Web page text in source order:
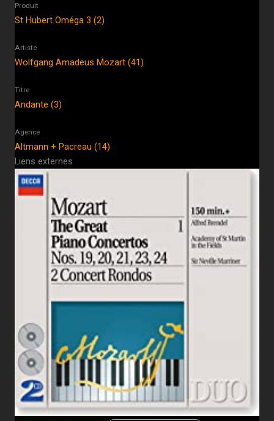
Produit
St Hubert Oméga 3 (2)
Artiste
Wolfgang Amadeus Mozart (41)
Titre
Andante (3)
Agence
Altmann + Pacreau (14)
Liens externes